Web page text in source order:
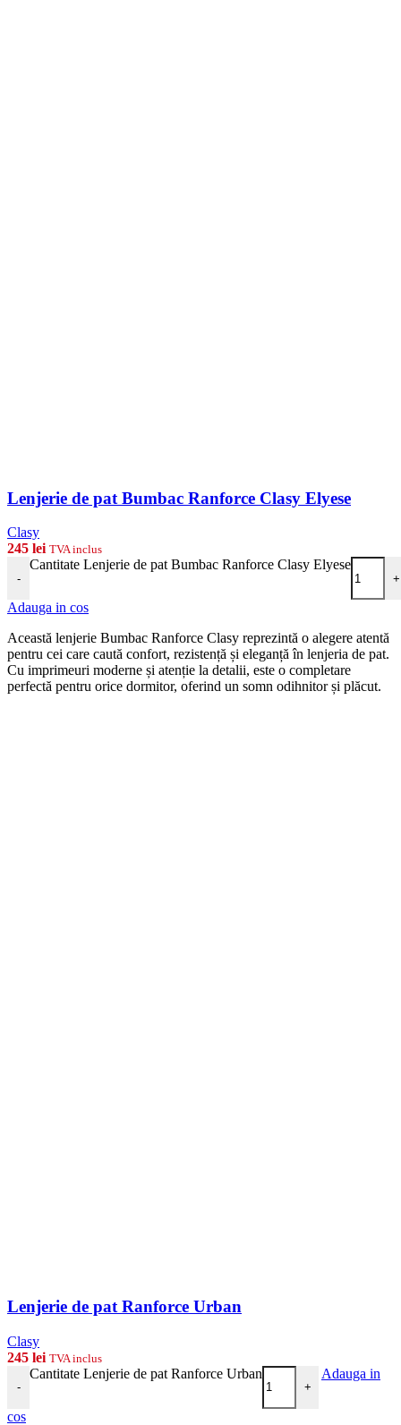
Lenjerie de pat Bumbac Ranforce Clasy Elyese
Clasy
245 lei TVA inclus
-
Cantitate Lenjerie de pat Bumbac Ranforce Clasy Elyese
+
Adauga in cos
Această lenjerie Bumbac Ranforce Clasy reprezintă o alegere atentă
pentru cei care caută confort, rezistență și eleganță în lenjeria de pat.
Cu imprimeuri moderne și atenție la detalii, este o completare
perfectă pentru orice dormitor, oferind un somn odihnitor și plăcut.
Lenjerie de pat Ranforce Urban
Clasy
245 lei TVA inclus
-
Cantitate Lenjerie de pat Ranforce Urban
+
Adauga in
cos